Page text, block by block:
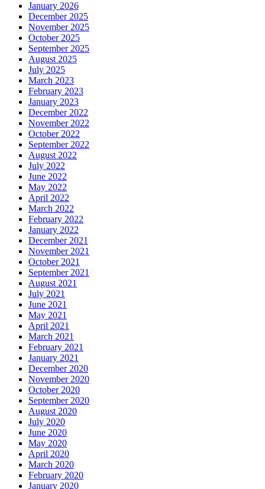
January 2026
December 2025
November 2025
October 2025
September 2025
August 2025
July 2025
March 2023
February 2023
January 2023
December 2022
November 2022
October 2022
September 2022
August 2022
July 2022
June 2022
May 2022
April 2022
March 2022
February 2022
January 2022
December 2021
November 2021
October 2021
September 2021
August 2021
July 2021
June 2021
May 2021
April 2021
March 2021
February 2021
January 2021
December 2020
November 2020
October 2020
September 2020
August 2020
July 2020
June 2020
May 2020
April 2020
March 2020
February 2020
January 2020